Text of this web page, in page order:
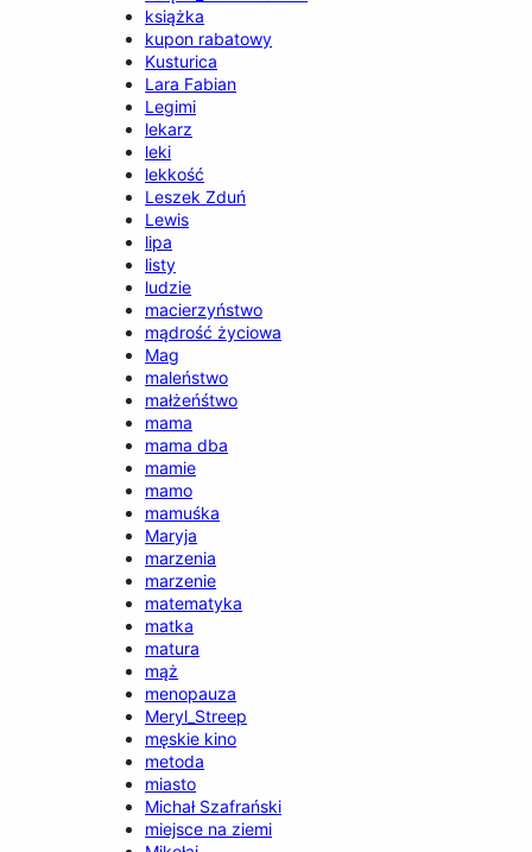
książka
kupon rabatowy
Kusturica
Lara Fabian
Legimi
lekarz
leki
lekkość
Leszek Zduń
Lewis
lipa
listy
ludzie
macierzyństwo
mądrość życiowa
Mag
maleństwo
małżeńśtwo
mama
mama dba
mamie
mamo
mamuśka
Maryja
marzenia
marzenie
matematyka
matka
matura
mąż
menopauza
Meryl_Streep
męskie kino
metoda
miasto
Michał Szafrański
miejsce na ziemi